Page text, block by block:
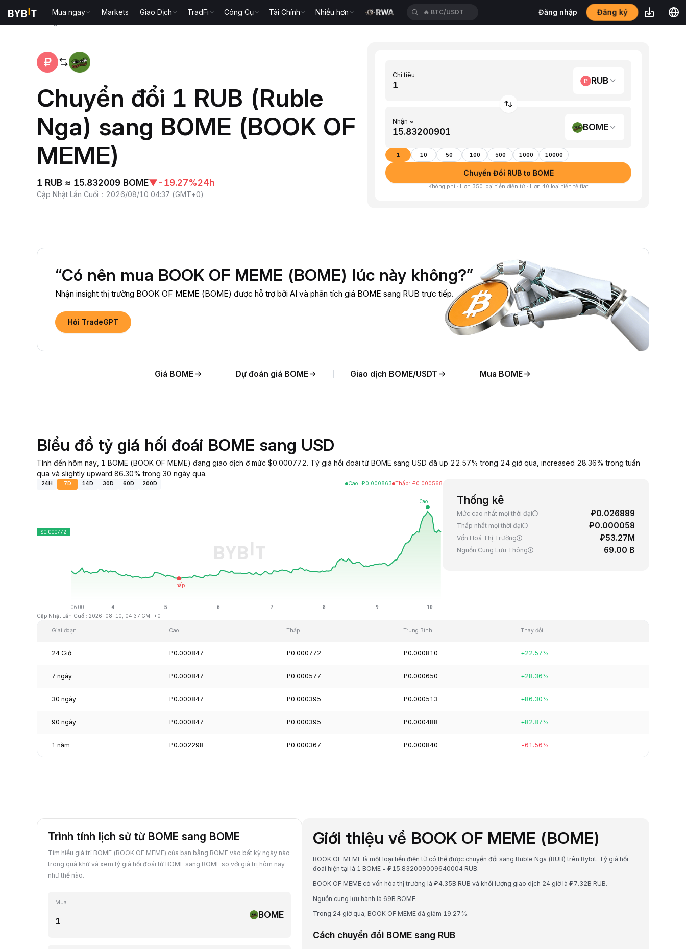
Mua ngay Markets Giao Dịch TradFi Công Cụ Tài Chính Nhiều hơn 🔥 BTC/USDT Đăng nhập Đăng ký
Chuyển đổi 1 RUB (Ruble
Nga) sang BOME (BOOK OF
MEME)
1 RUB ≈ 15.832009 BOME▼-19.27%24h
Cập Nhật Lần Cuối ： 2026/08/10 04:37 (GMT+0)
Chi tiêu
RUB
Nhận ~
BOME
1 10 50 100 500 1000 10000
Chuyển Đổi RUB to BOME
Không phí · Hơn 350 loại tiền điện tử · Hơn 40 loại tiền tệ fiat
“Có nên mua BOOK OF MEME (BOME) lúc này không?”
Nhận insight thị trường BOOK OF MEME (BOME) được hỗ trợ bởi AI và phân tích giá BOME sang RUB trực tiếp.
Hỏi TradeGPT
Giá BOME Dự đoán giá BOME Giao dịch BOME/USDT Mua BOME
Biểu đồ tỷ giá hối đoái BOME sang USD
Tính đến hôm nay, 1 BOME (BOOK OF MEME) đang giao dịch ở mức $0.000772. Tỷ giá hối đoái từ BOME sang USD đã up 22.57% trong 24 giờ qua, increased 28.36% trong tuần
qua và slightly upward 86.30% trong 30 ngày qua.
24H 7D 14D 30D 60D 200D Cao: ₽0.000863 Thấp: ₽0.000568
Cập Nhật Lần Cuối: 2026-08-10, 04:37 GMT+0
Thống kê
Mức cao nhất mọi thời đại ₽0.026889
Thấp nhất mọi thời đại ₽0.000058
Vốn Hoá Thị Trường ₽53.27M
Nguồn Cung Lưu Thông 69.00 B
Giai đoạn Cao Thấp Trung Bình Thay đổi
24 Giờ ₽0.000847 ₽0.000772 ₽0.000810 +22.57%
7 ngày ₽0.000847 ₽0.000577 ₽0.000650 +28.36%
30 ngày ₽0.000847 ₽0.000395 ₽0.000513 +86.30%
90 ngày ₽0.000847 ₽0.000395 ₽0.000488 +82.87%
1 năm ₽0.002298 ₽0.000367 ₽0.000840 -61.56%
Trình tính lịch sử từ BOME sang BOME
Tìm hiểu giá trị BOME (BOOK OF MEME) của bạn bằng BOME vào bất kỳ ngày nào
trong quá khứ và xem tỷ giá hối đoái từ BOME sang BOME so với giá trị hôm nay
như thế nào.
Mua
BOME
Giới thiệu về BOOK OF MEME (BOME)
BOOK OF MEME là một loại tiền điện tử có thể được chuyển đổi sang Ruble Nga (RUB) trên Bybit. Tỷ giá hối
đoái hiện tại là 1 BOME = ₽15.832009009640004 RUB.
BOOK OF MEME có vốn hóa thị trường là ₽4.35B RUB và khối lượng giao dịch 24 giờ là ₽7.32B RUB.
Nguồn cung lưu hành là 69B BOME.
Trong 24 giờ qua, BOOK OF MEME đã giảm 19.27%.
Cách chuyển đổi BOME sang RUB